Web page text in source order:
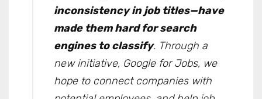
inconsistency in job titles—have
made them hard for search
engines to classify. Through a
new initiative, Google for Jobs, we
hope to connect companies with